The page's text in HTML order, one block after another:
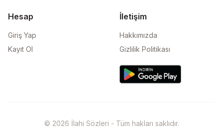
Hesap
Giriş Yap
Kayıt Ol
İletişim
Hakkımızda
Gizlilik Politikası
© 2026 İlahi Sözleri - Tüm hakları saklıdır.